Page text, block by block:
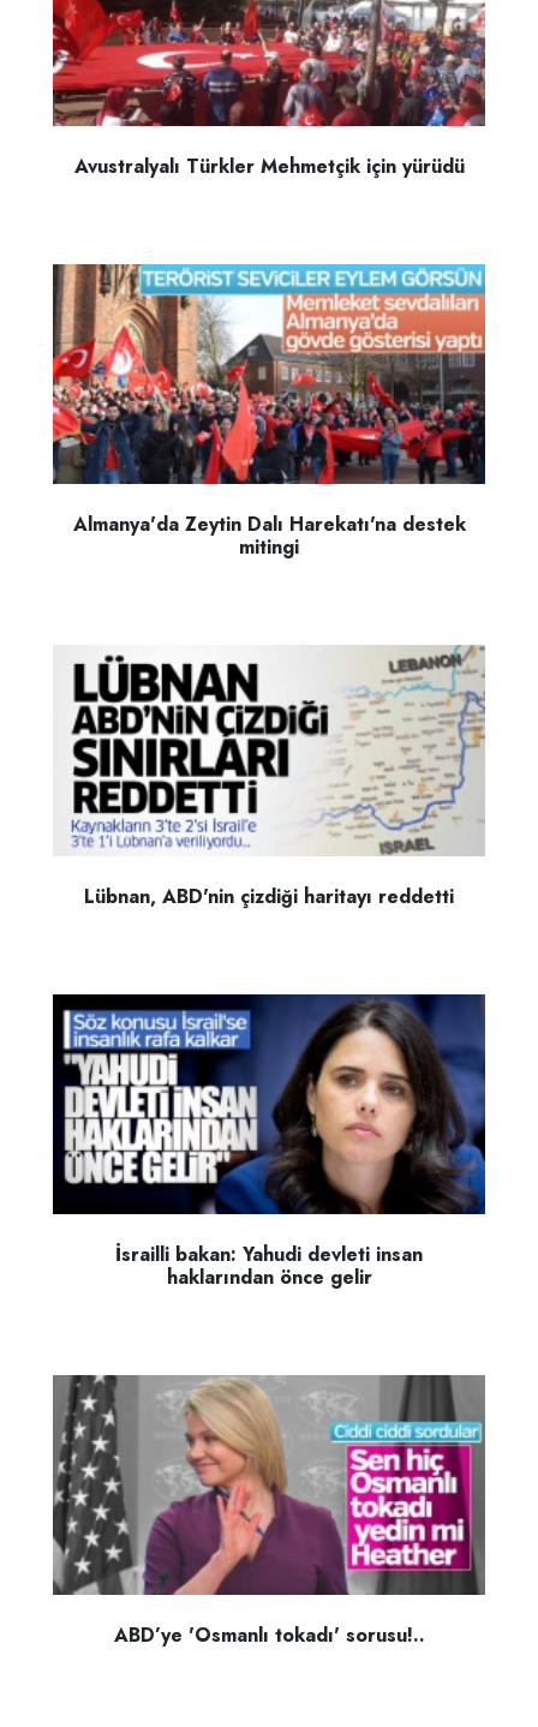
Avustralyalı Türkler Mehmetçik için yürüdü
Almanya'da Zeytin Dalı Harekatı'na destek
mitingi
Lübnan, ABD'nin çizdiği haritayı reddetti
İsrailli bakan: Yahudi devleti insan
haklarından önce gelir
ABD’ye 'Osmanlı tokadı' sorusu!..